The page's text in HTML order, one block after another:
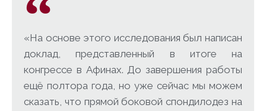
«На основе этого исследования был написан
доклад, представленный в итоге на
конгрессе в Афинах. До завершения работы
ещё полтора года, но уже сейчас мы можем
сказать, что прямой боковой спондилодез на